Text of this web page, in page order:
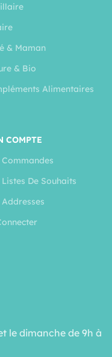
& Maman
& Bio
Alimentaires
COMPTE
Commandes
Listes De Souhaits
Addresses
le dimanche de 9h à